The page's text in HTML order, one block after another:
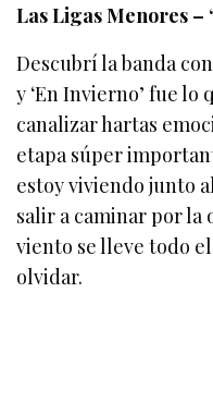
Las Ligas Menores –
Descubrí la banda
y ‘En Invierno’ fue lo
canalizar hartas
etapa súper
estoy viviendo junto
salir a caminar por
viento se lleve todo
olvidar.